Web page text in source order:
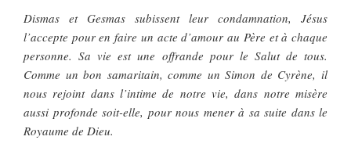
Dismas et Gesmas subissent leur condamnation, Jésus
l’accepte pour en faire un acte d’amour au Père et à chaque
personne. Sa vie est une offrande pour le Salut de tous.
Comme un bon samaritain, comme un Simon de Cyrène, il
nous rejoint dans l’intime de notre vie, dans notre misère
aussi profonde soit-elle, pour nous mener à sa suite dans le
Royaume de Dieu.